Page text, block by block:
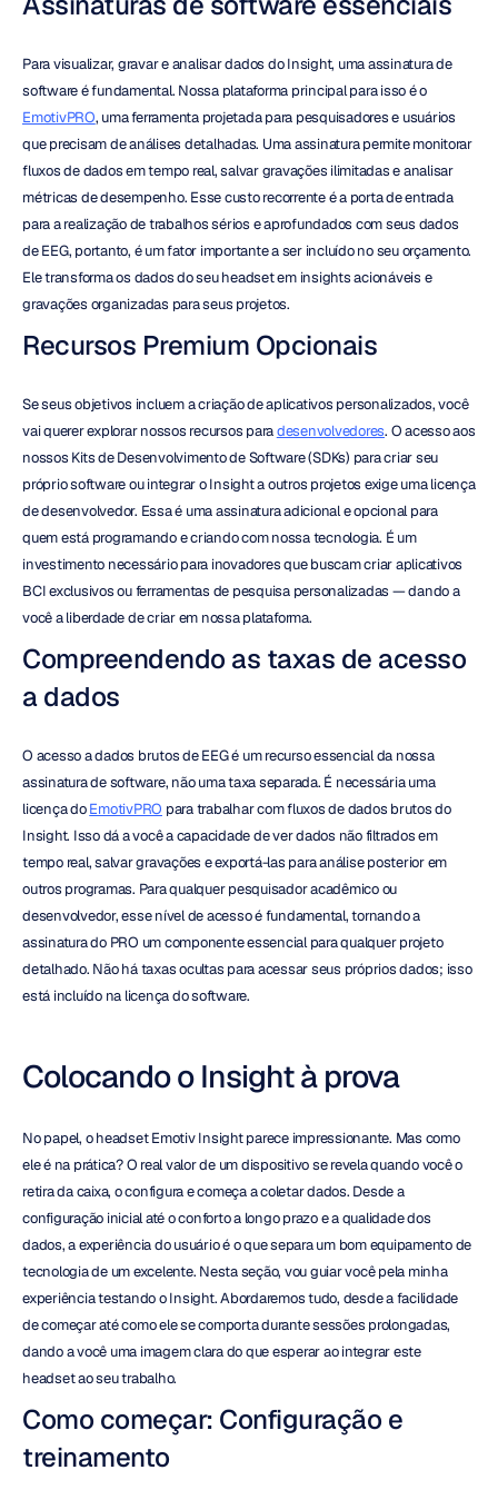
Para visualizar, gravar e analisar dados do Insight, uma assinatura de
EmotivPRO, uma ferramenta projetada para pesquisadores e usuários
que precisam de análises detalhadas. Uma assinatura permite monitorar
fluxos de dados em tempo real, salvar gravações ilimitadas e analisar
métricas de desempenho. Esse custo recorrente é a porta de entrada
para a realização de trabalhos sérios e aprofundados com seus dados
de EEG, portanto, é um fator importante a ser incluído no seu orçamento.
Ele transforma os dados do seu headset em insights acionáveis e
gravações organizadas para seus projetos.
Recursos Premium Opcionais
Se seus objetivos incluem a criação de aplicativos personalizados, você
vai querer explorar nossos recursos para desenvolvedores. O acesso aos
nossos Kits de Desenvolvimento de Software (SDKs) para criar seu
próprio software ou integrar o Insight a outros projetos exige uma licença
de desenvolvedor. Essa é uma assinatura adicional e opcional para
quem está programando e criando com nossa tecnologia. É um
investimento necessário para inovadores que buscam criar aplicativos
BCI exclusivos ou ferramentas de pesquisa personalizadas — dando a
você a liberdade de criar em nossa plataforma.
Compreendendo as taxas de acesso
a dados
O acesso a dados brutos de EEG é um recurso essencial da nossa
assinatura de software, não uma taxa separada. É necessária uma
licença do EmotivPRO para trabalhar com fluxos de dados brutos do
Insight. Isso dá a você a capacidade de ver dados não filtrados em
tempo real, salvar gravações e exportá-las para análise posterior em
outros programas. Para qualquer pesquisador acadêmico ou
desenvolvedor, esse nível de acesso é fundamental, tornando a
assinatura do PRO um componente essencial para qualquer projeto
detalhado. Não há taxas ocultas para acessar seus próprios dados; isso
está incluído na licença do software.
Colocando o Insight à prova
No papel, o headset Emotiv Insight parece impressionante. Mas como
ele é na prática? O real valor de um dispositivo se revela quando você o
retira da caixa, o configura e começa a coletar dados. Desde a
configuração inicial até o conforto a longo prazo e a qualidade dos
dados, a experiência do usuário é o que separa um bom equipamento de
tecnologia de um excelente. Nesta seção, vou guiar você pela minha
experiência testando o Insight. Abordaremos tudo, desde a facilidade
de começar até como ele se comporta durante sessões prolongadas,
dando a você uma imagem clara do que esperar ao integrar este
headset ao seu trabalho.
Como começar: Configuração e
treinamento